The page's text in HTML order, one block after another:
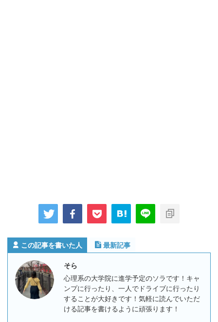
この記事を書いた人 最新記事
そら
心理系の大学院に進学予定のソラです！キャ
ンプに行ったり、一人でドライブに行ったり
することが大好きです！気軽に読んでいただ
ける記事を書けるように頑張ります！